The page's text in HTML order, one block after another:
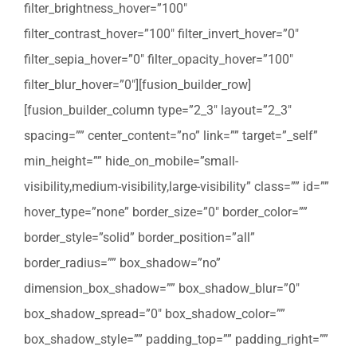
filter_brightness_hover=”100″
filter_contrast_hover=”100″ filter_invert_hover=”0″
filter_sepia_hover=”0″ filter_opacity_hover=”100″
filter_blur_hover=”0″][fusion_builder_row]
[fusion_builder_column type=”2_3″ layout=”2_3″
spacing=”” center_content=”no” link=”” target=”_self”
min_height=”” hide_on_mobile=”small-
visibility,medium-visibility,large-visibility” class=”” id=””
hover_type=”none” border_size=”0″ border_color=””
border_style=”solid” border_position=”all”
border_radius=”” box_shadow=”no”
dimension_box_shadow=”” box_shadow_blur=”0″
box_shadow_spread=”0″ box_shadow_color=””
box_shadow_style=”” padding_top=”” padding_right=””